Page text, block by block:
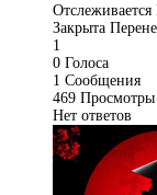
Отслеживается
Закрыта
1
0 Голоса
1 Сообщения
469 Просмотры
Нет ответов